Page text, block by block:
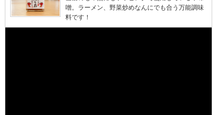
噌。ラーメン、野菜炒めなんにでも合う万能調味
料です！